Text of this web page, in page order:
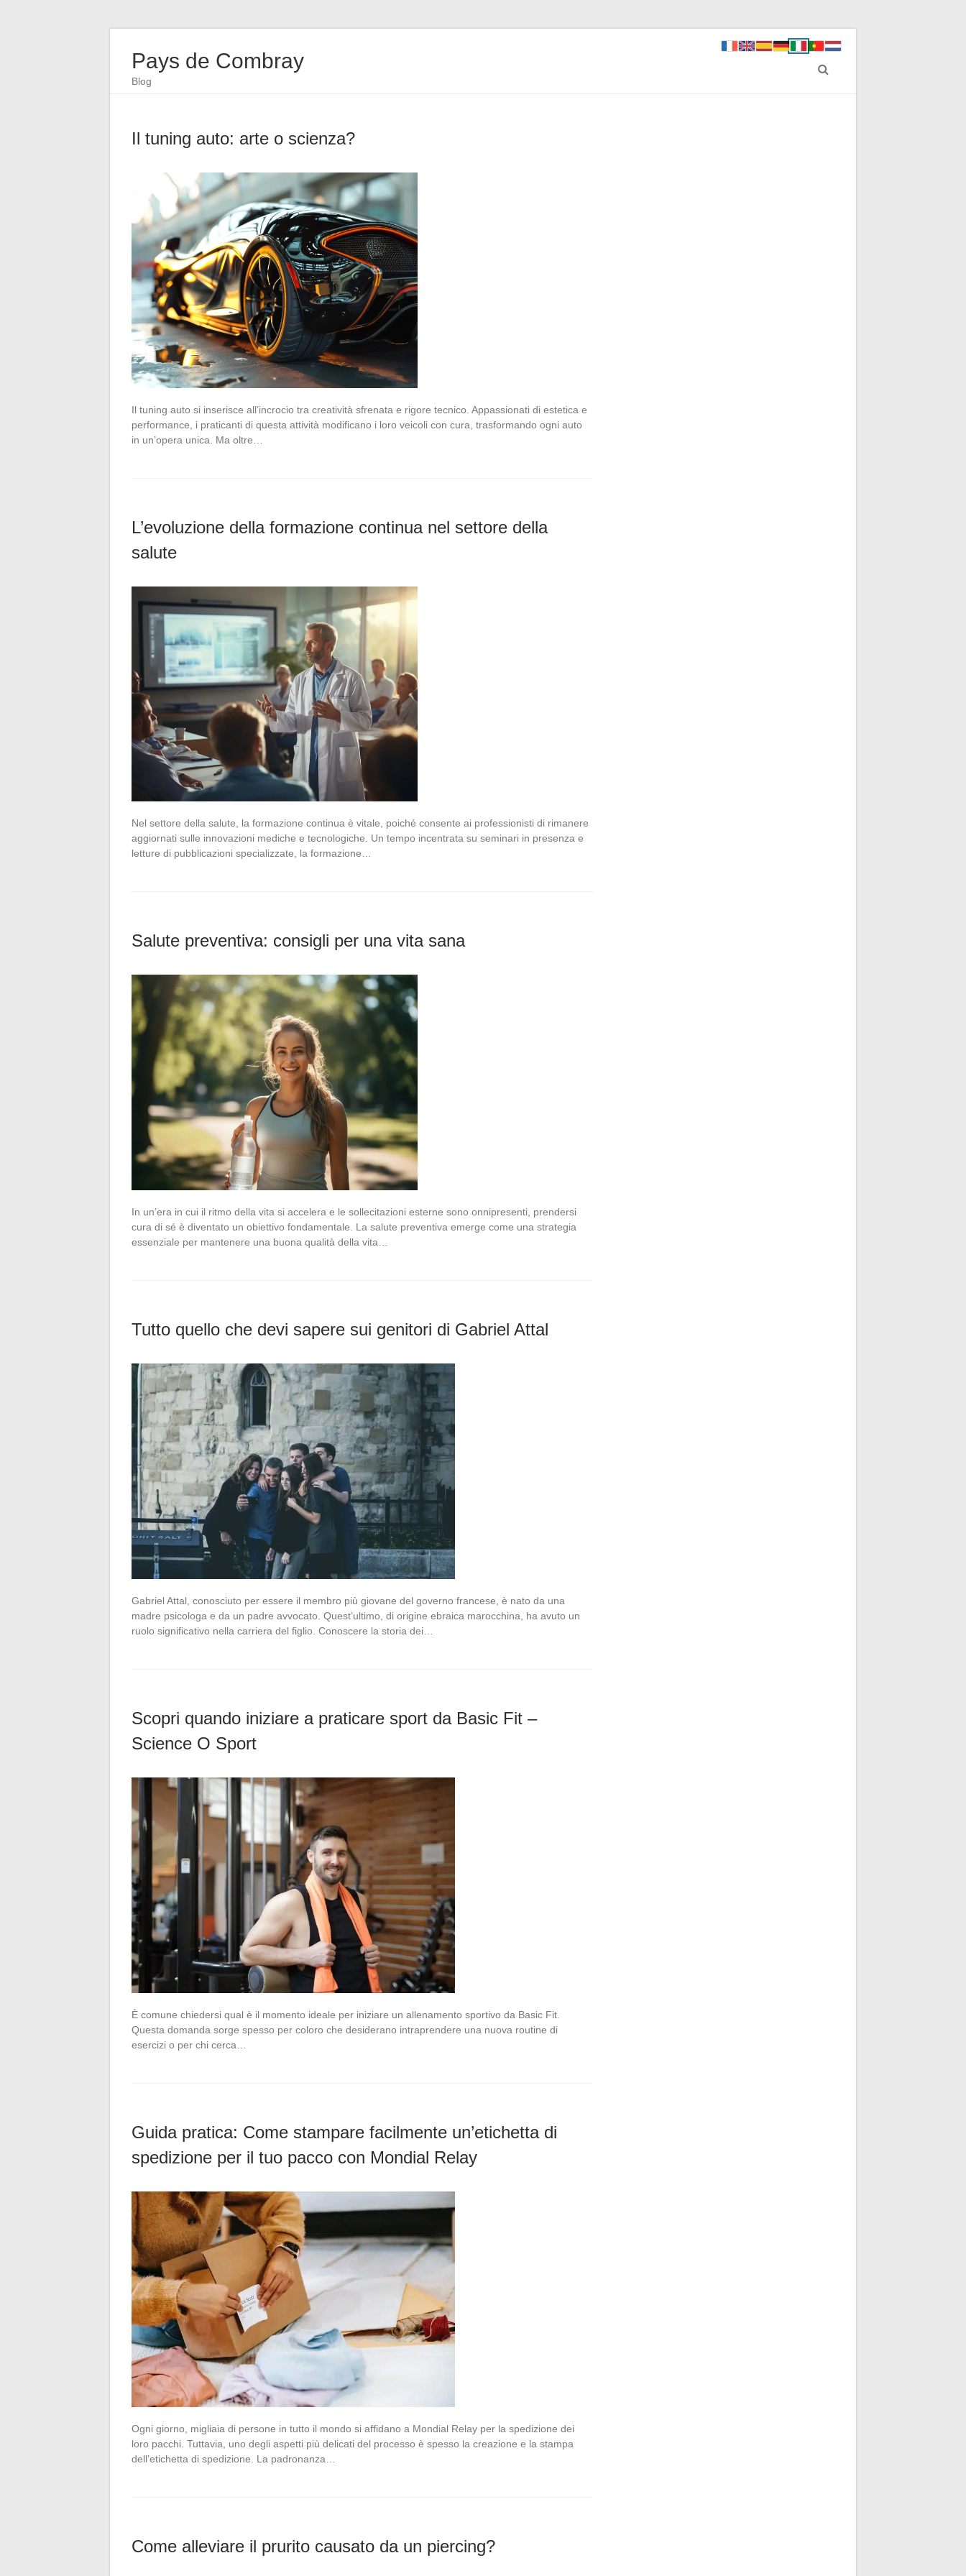
Pays de Combray
Blog
Il tuning auto: arte o scienza?
Il tuning auto si inserisce all’incrocio tra creatività sfrenata e rigore tecnico. Appassionati di estetica e
performance, i praticanti di questa attività modificano i loro veicoli con cura, trasformando ogni auto
in un’opera unica. Ma oltre…
L’evoluzione della formazione continua nel settore della
salute
Nel settore della salute, la formazione continua è vitale, poiché consente ai professionisti di rimanere
aggiornati sulle innovazioni mediche e tecnologiche. Un tempo incentrata su seminari in presenza e
letture di pubblicazioni specializzate, la formazione…
Salute preventiva: consigli per una vita sana
In un’era in cui il ritmo della vita si accelera e le sollecitazioni esterne sono onnipresenti, prendersi
cura di sé è diventato un obiettivo fondamentale. La salute preventiva emerge come una strategia
essenziale per mantenere una buona qualità della vita…
Tutto quello che devi sapere sui genitori di Gabriel Attal
Gabriel Attal, conosciuto per essere il membro più giovane del governo francese, è nato da una
madre psicologa e da un padre avvocato. Quest’ultimo, di origine ebraica marocchina, ha avuto un
ruolo significativo nella carriera del figlio. Conoscere la storia dei…
Scopri quando iniziare a praticare sport da Basic Fit –
Science O Sport
È comune chiedersi qual è il momento ideale per iniziare un allenamento sportivo da Basic Fit.
Questa domanda sorge spesso per coloro che desiderano intraprendere una nuova routine di
esercizi o per chi cerca…
Guida pratica: Come stampare facilmente un’etichetta di
spedizione per il tuo pacco con Mondial Relay
Ogni giorno, migliaia di persone in tutto il mondo si affidano a Mondial Relay per la spedizione dei
loro pacchi. Tuttavia, uno degli aspetti più delicati del processo è spesso la creazione e la stampa
dell’etichetta di spedizione. La padronanza…
Come alleviare il prurito causato da un piercing?